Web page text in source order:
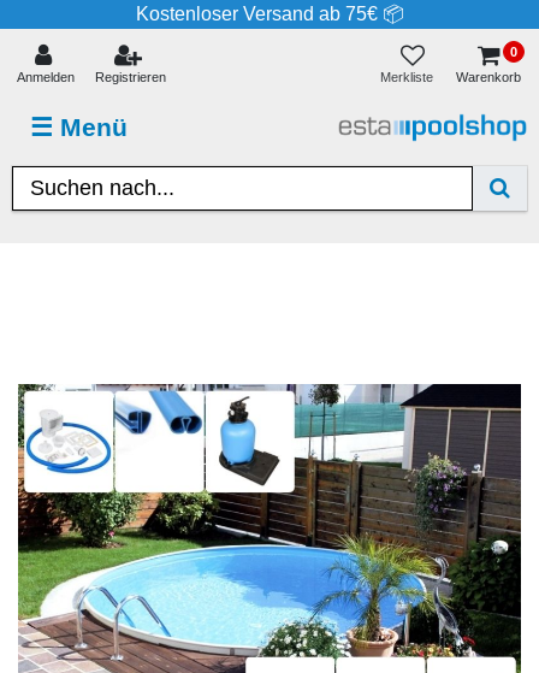
Kostenloser Versand ab 75€ 📦
☰ Menü
Anmelden Registrieren Merkliste
0
Warenkorb